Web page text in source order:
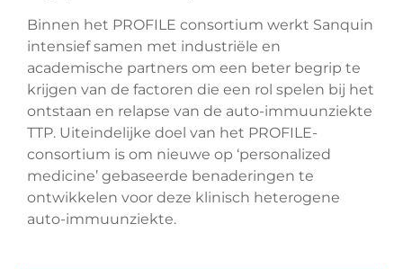
Binnen het PROFILE consortium werkt Sanquin
intensief samen met industriële en
academische partners om een beter begrip te
krijgen van de factoren die een rol spelen bij het
ontstaan en relapse van de auto-immuunziekte
TTP. Uiteindelijke doel van het PROFILE-
consortium is om nieuwe op ‘personalized
medicine’ gebaseerde benaderingen te
ontwikkelen voor deze klinisch heterogene
auto-immuunziekte.